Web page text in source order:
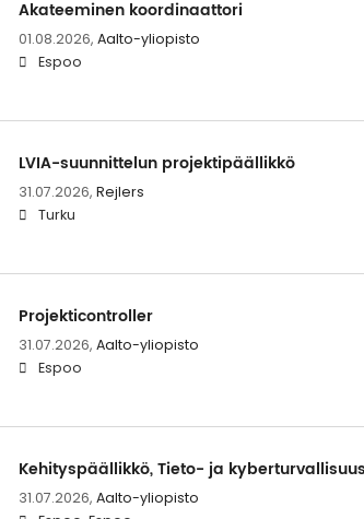
Aka­tee­mi­nen koor­di­naat­to­ri
01.08.2026, Aalto-yliopisto
Espoo
LVIA-suunnittelun projektipäällikkö
31.07.2026, Rejlers
Turku
Pro­jek­ticont­rol­ler
31.07.2026, Aalto-yliopisto
Espoo
Ke­hi­tys­pääl­lik­kö, Tieto-​ ja
31.07.2026, Aalto-yliopisto